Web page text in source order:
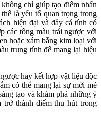
chỉ giúp tạo điểm nhấn
là yếu tố quan trọng trong
hiện đại và đầy cá tính có
các tông màu trái ngược với
hoặc xám bằng kim loại với
trung tính để mang lại hiệu
hay kết hợp vật liệu độc
có thể mang lại sự mới mẻ
tạo và khám phá những ý
trở thành điểm thu hút trong